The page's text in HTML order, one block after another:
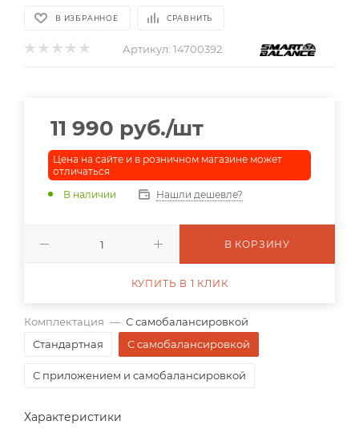
В ИЗБРАННОЕ СРАВНИТЬ
Артикул: 14700392
Комплектация — С самобалансировкой
Стандартная
С самобалансировкой
С приложением и самобалансировкой
Характеристики
11 990 руб./шт
Цена на сайте и в розничном магазине может
отличаться
В наличии
Нашли дешевле?
В КОРЗИНУ
КУПИТЬ В 1 КЛИК